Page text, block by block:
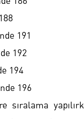
191
192
194
196
sıralama